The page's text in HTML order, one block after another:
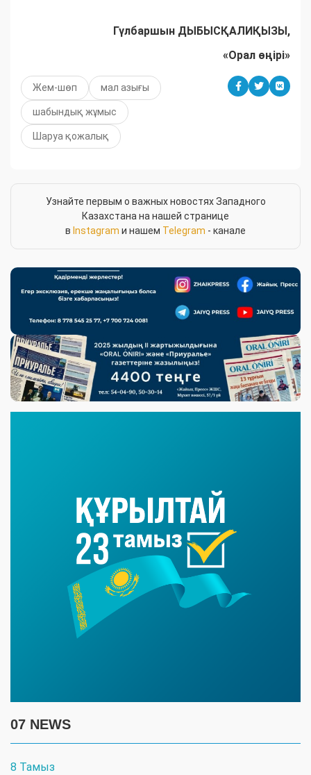
Гүлбаршын ДЫБЫСҚАЛИҚЫЗЫ,
«Орал өңірі»
Жем-шөп мал азығы
шабындық жұмыс
Шаруа қожалық
Узнайте первым о важных новостях Западного
Казахстана на нашей странице
в Instagram и нашем Telegram - канале
07 NEWS
8 Тамыз